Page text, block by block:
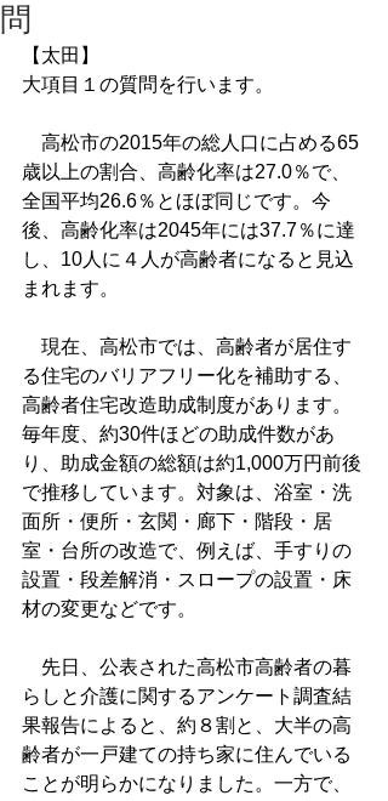
問
【太田】
大項目１の質問を行います。
高松市の2015年の総人口に占める65
歳以上の割合、高齢化率は27.0％で、
全国平均26.6％とほぼ同じです。今
後、高齢化率は2045年には37.7％に達
し、10人に４人が高齢者になると見込
まれます。
現在、高松市では、高齢者が居住す
る住宅のバリアフリー化を補助する、
高齢者住宅改造助成制度があります。
毎年度、約30件ほどの助成件数があ
り、助成金額の総額は約1,000万円前後
で推移しています。対象は、浴室・洗
面所・便所・玄関・廊下・階段・居
室・台所の改造で、例えば、手すりの
設置・段差解消・スロープの設置・床
材の変更などです。
先日、公表された高松市高齢者の暮
らしと介護に関するアンケート調査結
果報告によると、約８割と、大半の高
齢者が一戸建ての持ち家に住んでいる
ことが明らかになりました。一方で、